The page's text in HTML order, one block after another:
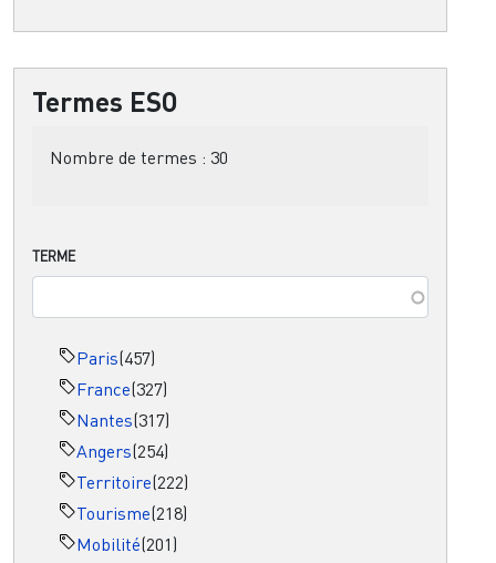
Termes ESO
Nombre de termes : 30
TERME
Paris(457)
France(327)
Nantes(317)
Angers(254)
Territoire(222)
Tourisme(218)
Mobilité(201)